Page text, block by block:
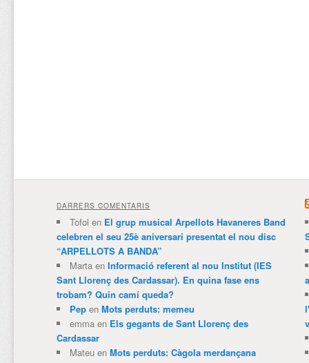
DARRERS COMENTARIS
Tofol en El grup musical Arpellots Havaneres Band
celebren el seu 25è aniversari presentat el nou disc
“ARPELLOTS A BANDA”
Martaen Informació referent al nou Institut (IES
Sant Llorenç des Cardassar). En quina fase ens
trobam? Quin camí queda?
Pepen Mots perduts: memeu
emmaen Els gegants de Sant Llorenç des
Cardassar
Mateuen Mots perduts: Càgola merdançana